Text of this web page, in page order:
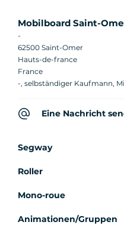
Mobilboard Saint-
-
62500 Saint-Omer
Hauts-de-france
France
-, selbständiger Kaufmann,
Eine Nachricht
Segway
Roller
Mono-roue
Animationen/Gruppen